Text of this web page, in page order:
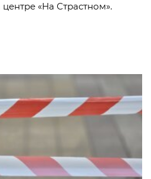
«На Страстном».